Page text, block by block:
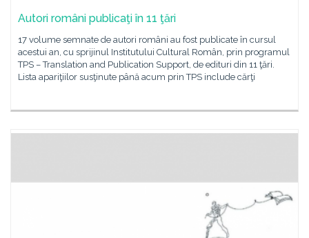
Autori români publicaţi în 11 ţări
17 volume semnate de autori români au fost publicate în cursul
acestui an, cu sprijinul Institutului Cultural Român, prin programul
TPS – Translation and Publication Support, de edituri din 11 ţări.
Lista apariţiilor susţinute până acum prin TPS include cărţi